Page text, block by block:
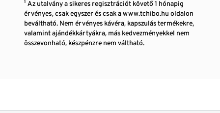
¹ Az utalvány a sikeres regisztrációt követő 1 hónapig
érvényes, csak egyszer és csak a www.tchibo.hu oldalon
beváltható. Nem érvényes kávéra, kapszulás termékekre,
valamint ajándékkártyákra, más kedvezményekkel nem
összevonható, készpénzre nem váltható.